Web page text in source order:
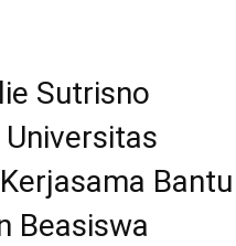
Sutrisno
Bantu
Beasiswa